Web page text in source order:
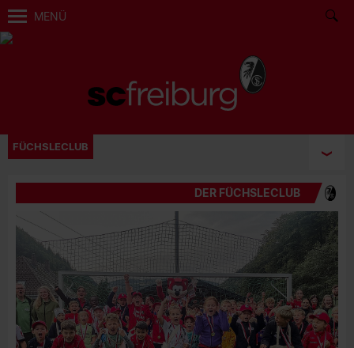
MENÜ
FÜCHSLECLUB
DER FÜCHSLECLUB